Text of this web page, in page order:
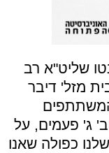
שליט"א רב
מזל' דיבר
ג' פעמים, על
כפולה שאנו